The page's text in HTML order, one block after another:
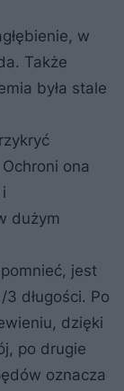
w
Także
była stale
ona
dużym
jest
długości. Po
dzięki
po drugie
oznacza